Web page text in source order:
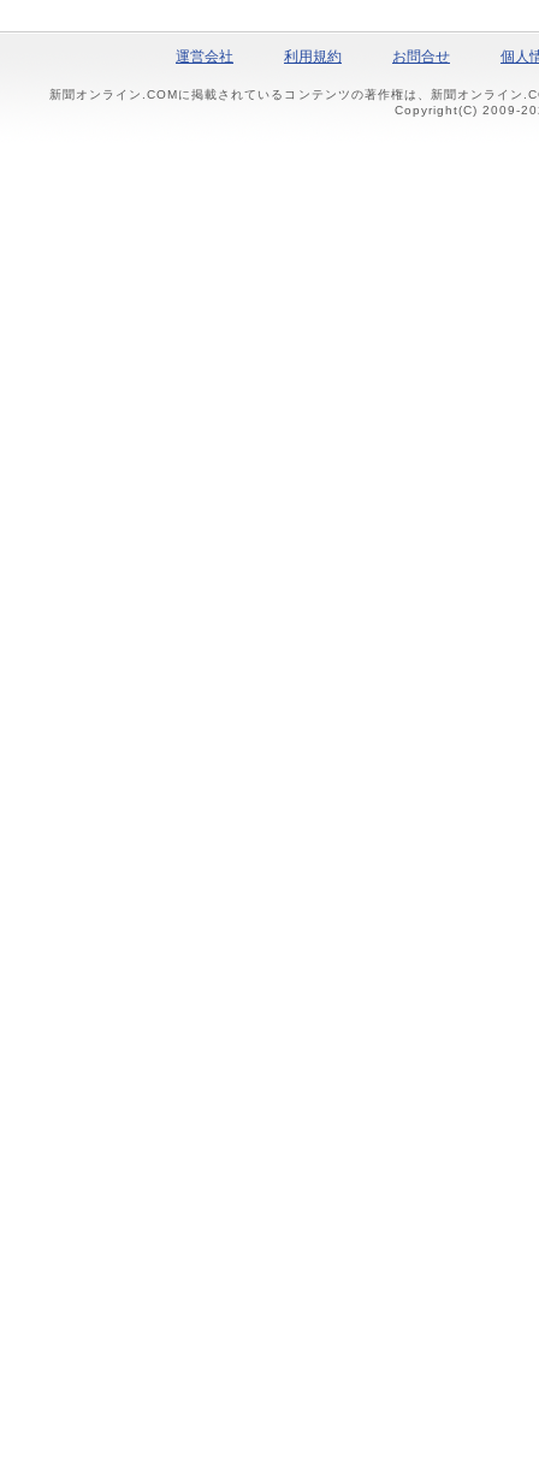
運営会社 利用規約 お問合せ 個人
新聞オンライン.COMに掲載されているコンテンツの著作権は、新聞オンライン
Copyright(C) 2009-